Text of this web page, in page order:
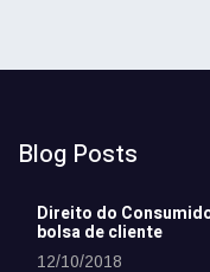
Blog Posts
Direito do
bolsa de cliente
12/10/2018